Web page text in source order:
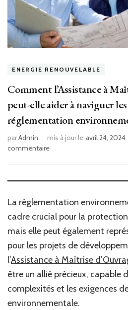
ENERGIE RENOUVELABLE
Comment l’Assistance à
peut-elle aider à naviguer
réglementation
parAdmin mis à jour le avril 24, 2024
commentairesur
à
d’Ouvrage
elle
aider
naviguer
les
défis
de
la
réglementation
La réglementation
cadre crucial pour la
mais elle peut également
pour les projets de
l’Assistance à Maîtrise
être un allié précieux, capable
complexités et les exigences
environnementale.